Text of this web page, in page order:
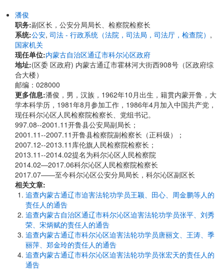
潘俊
职务:副区长，公安分局局长、检察院检察长
系统:公安, 司法 - 行政系统（法院，司法局，司法厅，检查院） ,
国家机关
现任单位:内蒙古自治区通辽市科尔沁区政府
地址:(区委 区政府) 内蒙古通辽市霍林河大街西908号（区政府综
合大楼）
邮编：028000
更多信息:潘俊，男，汉族，1962年10月出生，籍贯内蒙开鲁，大
学本科学历，1981年8月参加工作，1986年4月加入中国共产党，
现任科尔沁区人民检察院检察长、党组书记。
997.08--2001.11开鲁县公安局副局长；
​​​​​​​2001.11--2007.11开鲁县检察院副检察长（正科级）；
2007.12--2013.11库伦旗人民检察院检察长；
2013.11--2014.02提名为科尔沁区人民检察院
2014.02—2017.06科尔沁区人民检察院检察长
2017.07——至今科尔沁区公安分局局长，科尔沁区副区长
相关文章:
追查内蒙古通辽市迫害法轮功学员王颖、田心、周金鹏等人的
责任人的通告
追查内蒙古自治区通辽市科尔沁区迫害法轮功学员张平、刘秀
荣、宋炳赋的责任人的通告
追查内蒙古通辽市科尔沁区迫害法轮功学员唐丽文、王涛、季
丽萍、郑金玲的责任人的通告
追查内蒙古通辽市科尔沁区迫害法轮功学员张宏天的责任人的
通告